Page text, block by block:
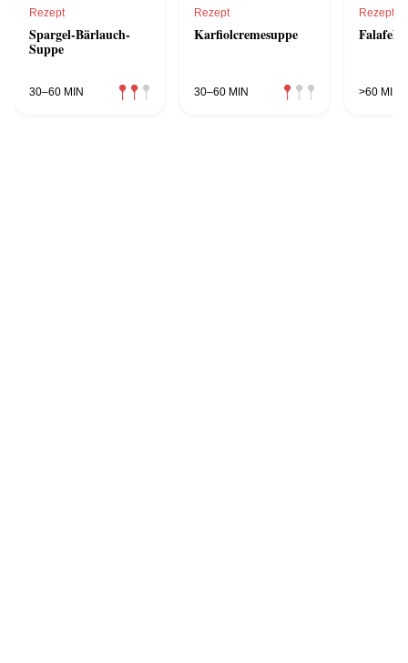
Rezept
Spargel-Bärlauch-
Suppe
30–60 MIN
Rezept
Karfiolcremesuppe
30–60 MIN
Rezept
Falafel
>60 MIN